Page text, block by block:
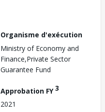
Organisme d'exécution
Ministry of Economy and
Finance,Private Sector
Guarantee Fund
Approbation FY3
2021